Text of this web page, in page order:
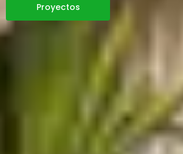
Proyectos